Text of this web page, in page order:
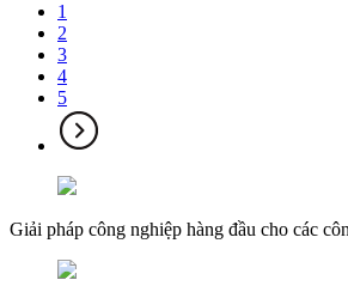
1
2
3
4
5
Giải pháp công nghiệp hàng đầu cho các